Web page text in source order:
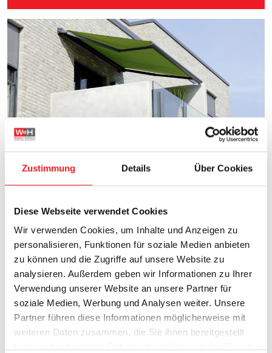
Zustimmung Details Über Cookies
Diese Webseite verwendet Cookies
Wir verwenden Cookies, um Inhalte und Anzeigen zu
personalisieren, Funktionen für soziale Medien anbieten
zu können und die Zugriffe auf unsere Website zu
analysieren. Außerdem geben wir Informationen zu Ihrer
Verwendung unserer Website an unsere Partner für
soziale Medien, Werbung und Analysen weiter. Unsere
Partner führen diese Informationen möglicherweise mit
weiteren Daten zusammen, die Sie ihnen bereitgestellt